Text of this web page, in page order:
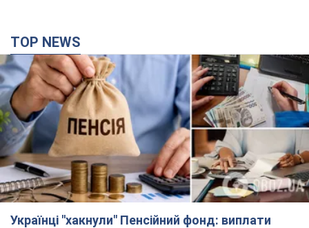
TOP NEWS
Українці "хакнули" Пенсійний фонд: виплати